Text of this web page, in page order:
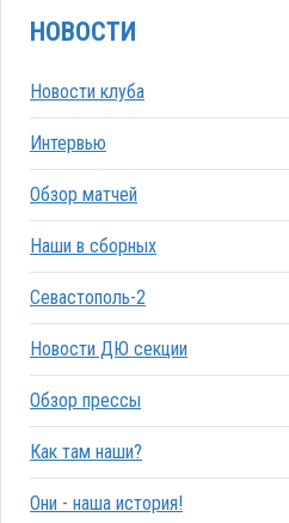
НОВОСТИ
Новости клуба
Интервью
Обзор матчей
Наши в сборных
Севастополь-2
Новости ДЮ секции
Обзор прессы
Как там наши?
Они - наша история!